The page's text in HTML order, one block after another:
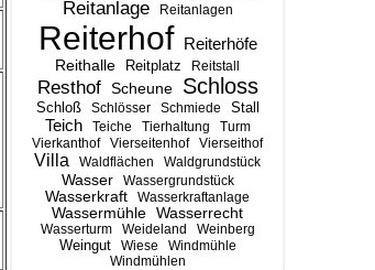
Reitanlage Reitanlagen
Reiterhof Reiterhöfe
Reithalle Reitplatz Reitstall
Resthof Scheune Schloss
Schloß Schlösser Schmiede Stall
Teich Teiche Tierhaltung
Turm
Vierkanthof
Vierseitenhof Vierseithof
Villa Waldflächen Waldgrundstück
Wasser Wassergrundstück
Wasserkraft Wasserkraftanlage
Wassermühle Wasserrecht
Wasserturm Weideland Weinberg
Weingut Wiese
Windmühle
Windmühlen